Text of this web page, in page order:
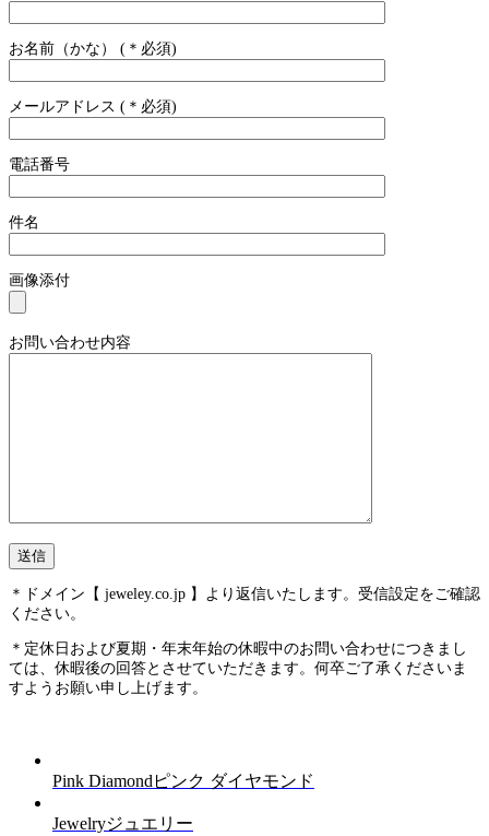
お名前（かな） (＊必須)
メールアドレス (＊必須)
電話番号
件名
画像添付
お問い合わせ内容
＊ドメイン【 jeweley.co.jp 】より返信いたします。受信設定をご確認
ください。
＊定休日および夏期・年末年始の休暇中のお問い合わせにつきまし
ては、休暇後の回答とさせていただきます。何卒ご了承くださいま
すようお願い申し上げます。
Pink Diamond ピンク ダイヤモンド
Jewelryジュエリー